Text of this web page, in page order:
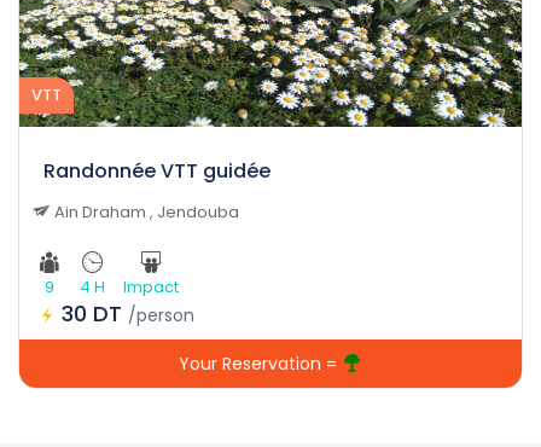
VTT
Randonnée VTT guidée
Ain Draham , Jendouba
9 4 H Impact
30 DT /person
Your Reservation =